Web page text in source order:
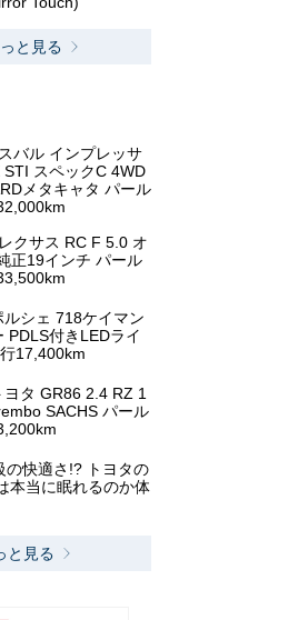
と見る
バル インプレッサ
スペックC 4WD
メタキャタ パール
クサス RC F 5.0 オ
正19インチ パール
シェ 718ケイマン
PDLS付きLEDライ
17,400km
タ GR86 2.4 RZ 1
SACHS パール
の快適さ!? トヨタの
本当に眠れるのか体
と見る